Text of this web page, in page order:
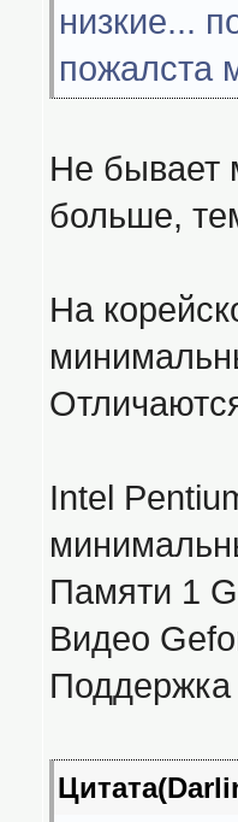
низкие...
пожалста
Не бывает
больше,
На
Intel
Памяти 1
Видео